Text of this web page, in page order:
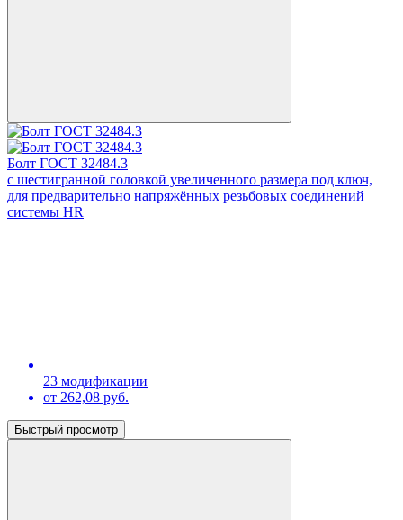
Болт ГОСТ 32484.3
с шестигранной головкой увеличенного размера под ключ,
для предварительно напряжённых резьбовых соединений
системы HR
23 модификации
от 262,08 руб.
Быстрый просмотр